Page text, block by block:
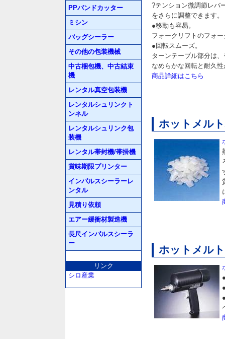
PPバンドカッター
ミシン
バッグシーラー
その他の包装機械
中古梱包機、中古結束
機
レンタル真空包装機
レンタルシュリンクト
ンネル
レンタルシュリンク包
装機
レンタル帯封機/帯掛機
賞味期限プリンター
インパルスシーラーレ
ンタル
見積り依頼
エアー緩衝材製造機
長尺インパルスシーラ
ー
リンク
シロ産業
?テンション微調節レバ
をさらに調整できます。
●移動も容易。
フォークリフトのフォ
●回転スムーズ。
ターンテーブル部分は
なめらかな回転と耐久
商品詳細はこちら
ホットメル
ホットメル